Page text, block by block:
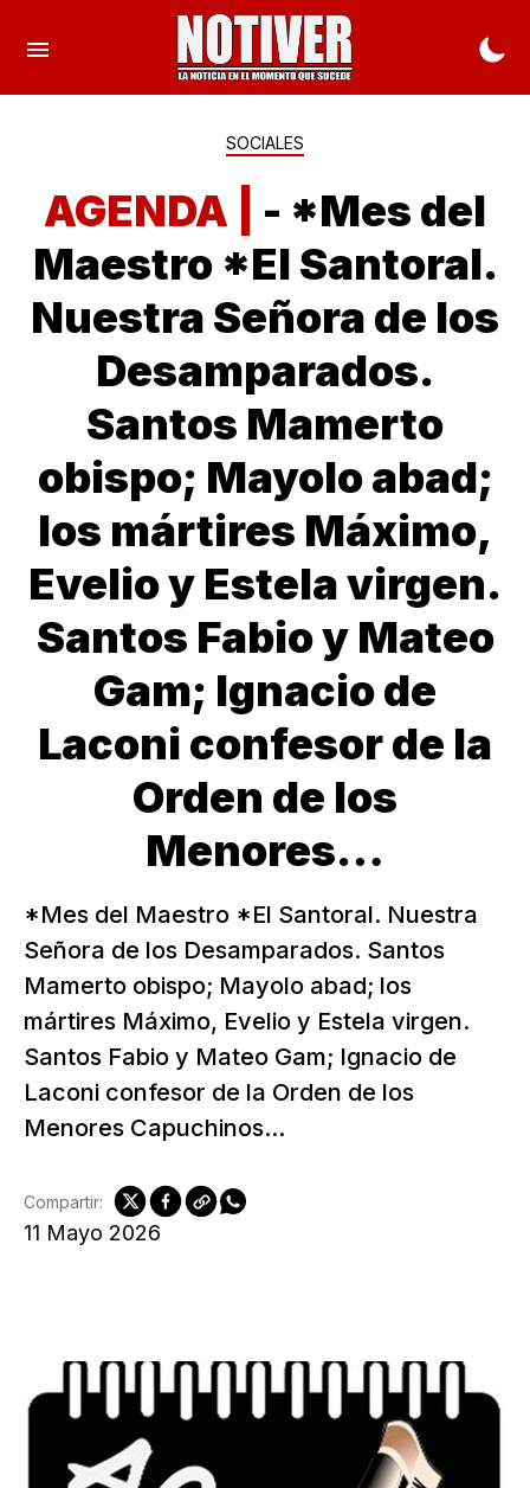
SOCIALES
AGENDA | - *Mes del
Maestro *El Santoral.
Nuestra Señora de los
Desamparados.
Santos Mamerto
obispo; Mayolo abad;
los mártires Máximo,
Evelio y Estela virgen.
Santos Fabio y Mateo
Gam; Ignacio de
Laconi confesor de la
Orden de los
Menores…
*Mes del Maestro *El Santoral. Nuestra
Señora de los Desamparados. Santos
Mamerto obispo; Mayolo abad; los
mártires Máximo, Evelio y Estela virgen.
Santos Fabio y Mateo Gam; Ignacio de
Laconi confesor de la Orden de los
Menores Capuchinos...
11 Mayo 2026
Compartir: